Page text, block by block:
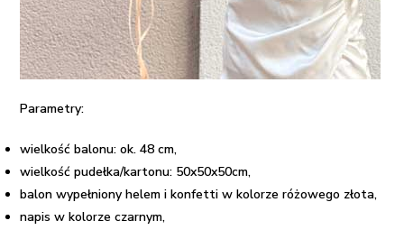
Parametry:
wielkość balonu: ok. 48 cm,
wielkość pudełka/kartonu: 50x50x50cm,
balon wypełniony helem i konfetti w kolorze różowego złota,
napis w kolorze czarnym,